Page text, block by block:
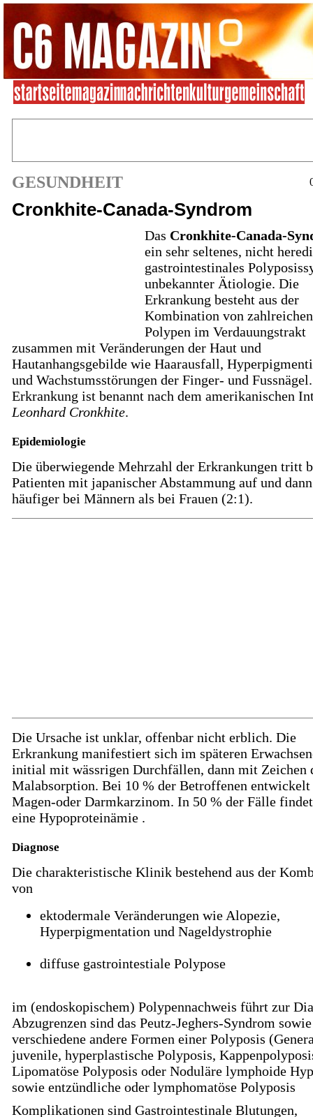
GESUNDHEIT
Cronkhite-Canada-Syndrom
Das Cronkhite-Canada-
ein sehr seltenes, nicht
gastrointestinales
unbekannter Ätiologie. Die
Erkrankung besteht aus der
Kombination von zahlreichen
Polypen im Verdauungstrakt
zusammen mit Veränderungen der Haut und
Hautanhangsgebilde wie Haarausfall,
und Wachstumsstörungen der Finger- und
Erkrankung ist benannt nach dem amerikanischen
Leonhard Cronkhite.
Epidemiologie
Die überwiegende Mehrzahl der Erkrankungen tritt
Patienten mit japanischer Abstammung auf und dann
häufiger bei Männern als bei Frauen (2:1).
Die Ursache ist unklar, offenbar nicht erblich. Die
Erkrankung manifestiert sich im späteren
initial mit wässrigen Durchfällen, dann mit Zeichen
Malabsorption. Bei 10 % der Betroffenen
Magen-oder Darmkarzinom. In 50 % der Fälle
eine Hypoproteinämie .
Diagnose
Die charakteristische Klinik bestehend aus der
von
ektodermale Veränderungen wie Alopezie,
Hyperpigmentation und Nageldystrophie
diffuse gastrointestiale Polypose
im (endoskopischem) Polypennachweis führt zur
Abzugrenzen sind das Peutz-Jeghers-Syndrom sowie
verschiedene andere Formen einer Polyposis
juvenile, hyperplastische Polyposis,
Lipomatöse Polyposis oder Noduläre lymphoide
sowie entzündliche oder lymphomatöse Polyposis
Komplikationen sind Gastrointestinale Blutungen,